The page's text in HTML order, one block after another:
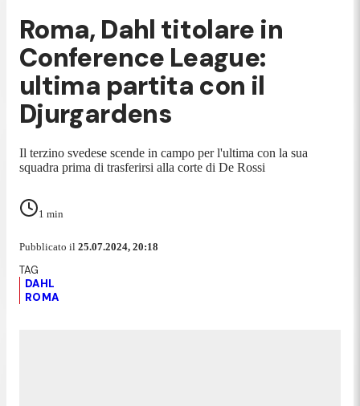
Roma, Dahl titolare in
Conference League:
ultima partita con il
Djurgardens
Il terzino svedese scende in campo per l'ultima con la sua
squadra prima di trasferirsi alla corte di De Rossi
1 min
Pubblicato il 25.07.2024, 20:18
DAHL
ROMA